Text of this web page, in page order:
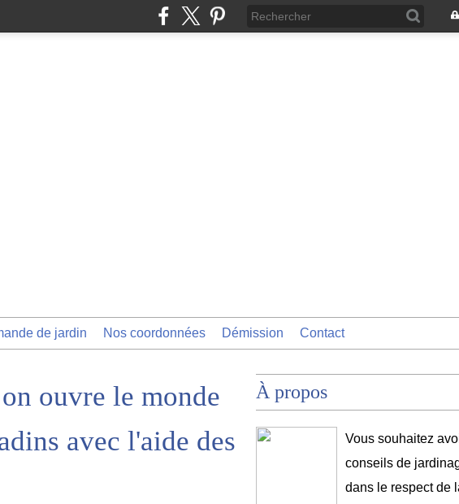
de jardin Nos coordonnées Démission Contact
ouvre le monde
avec l'aide des
À propos
Vous souhaitez
conseils de
dans le respect de